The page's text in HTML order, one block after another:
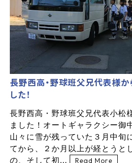
長野西高・野球班父兄代表様か
した！
長野西高・野球班父兄代表小松
ました！オートギャラクシー御
山々に雪が残っていた３月中旬
てから、２か月以上が経とうと
の、そして初...
Read More